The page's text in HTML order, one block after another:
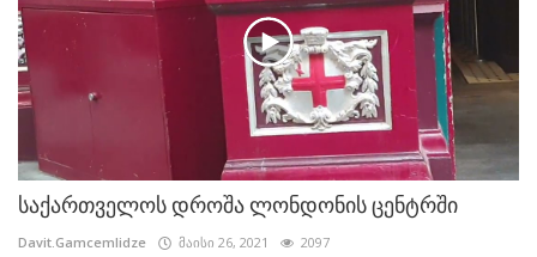
საქართველოს დროშა ლონდონის ცენტრში
Davit.Gamcemlidze მაისი 26, 2021 2097